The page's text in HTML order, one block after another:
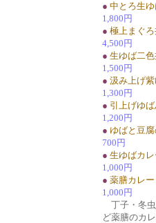
● 中とろ生
1,800円
● 極上まぐ
4,500円
● 生ゆば二
1,500円
● 汲み上げ
1,300円
● 引上げゆ
1,200円
● ゆばと豆
700円
● 生ゆばカ
1,000円
● 薬膳カレ
1,000円
丁子・冬虫
ど薬膳のカ